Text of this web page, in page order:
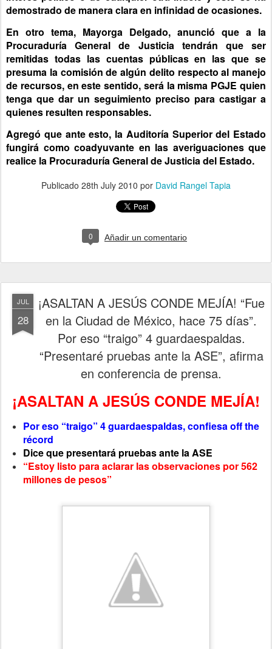
demostrado de manera clara en infinidad de ocasiones.
En otro tema, Mayorga Delgado, anunció que a la
Procuraduría General de Justicia tendrán que ser
remitidas todas las cuentas públicas en las que se
presuma la comisión de algún delito respecto al manejo
de recursos, en este sentido, será la misma PGJE quien
tenga que dar un seguimiento preciso para castigar a
quienes resulten responsables.
Agregó que ante esto, la Auditoría Superior del Estado
fungirá como coadyuvante en las averiguaciones que
realice la Procuraduría General de Justicia del Estado.
Publicado 28th July 2010 por David Rangel Tapia
0 Añadir un comentario
JUL
28
¡ASALTAN A JESÚS CONDE MEJÍA! “Fue
en la Ciudad de México, hace 75 días”.
Por eso “traigo” 4 guardaespaldas.
“Presentaré pruebas ante la ASE”, afirma
en conferencia de prensa.
¡ASALTAN A JESÚS CONDE MEJÍA!
Por eso “traigo” 4 guardaespaldas, confiesa off the
récord
Dice que presentará pruebas ante la ASE
“Estoy listo para aclarar las observaciones por 562
millones de pesos”